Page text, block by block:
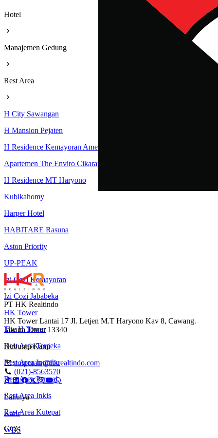
Hotel
Manajemen Gedung
Rest Area
H City Sawangan
H Mansion Pejaten
H Residence Kemayoran Amethyst Tower
Apartemen The Enviro Cikarang
H Residence MT Haryono
Kubikahomy
Harper Hotel
HABITARE Rasuna
Aston Priority
UP-PEAK
Izi Cozi Kemayoran
Izi Cozi Jababeka
HK Tower
The H Tower
Rest Area Terpeka
Rest Area Inprabu
Rest Area Permai
Rest Area Inkis
Rest Area Kutepat
GCG
PT HK Realtindo
HK Tower Lantai 17 Jl. Letjen M.T Haryono Kav 8, Cawang.
Jakarta Timur 13340
Hubungi Kami
corporate@hkrealtindo.com
(021)-8563570
Lainnya
Karir
WBS